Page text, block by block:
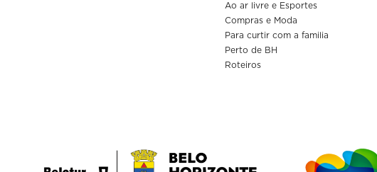
Ao ar livre e Esportes
Compras e Moda
Para curtir com a familia
Perto de BH
Roteiros